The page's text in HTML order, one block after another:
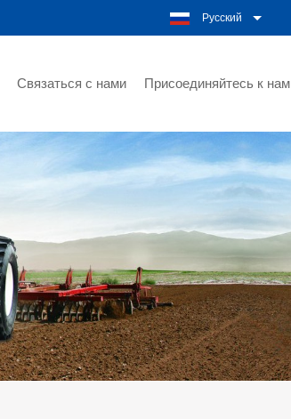
Русский
Связаться с нами Присоединяйтесь к нам